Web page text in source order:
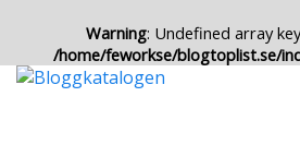
Warning: Undefined array
/home/feworkse/blogtoplist.se/